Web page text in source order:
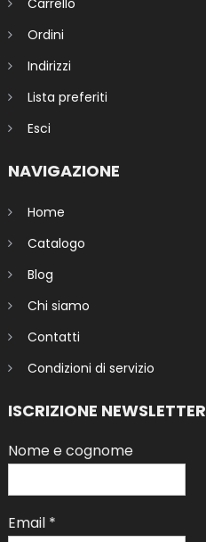
Ordini
Indirizzi
Lista preferiti
Esci
NAVIGAZIONE
Home
Catalogo
Blog
Chi siamo
Contatti
Condizioni di servizio
ISCRIZIONE NEWSLETTER
Nome e cognome
Email *